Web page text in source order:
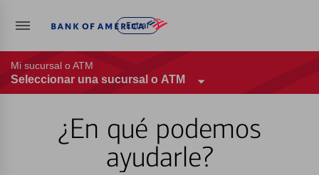
Entrar
Mi sucursal o ATM
Seleccionar una sucursal o ATM
¿En qué podemos
ayudarle?